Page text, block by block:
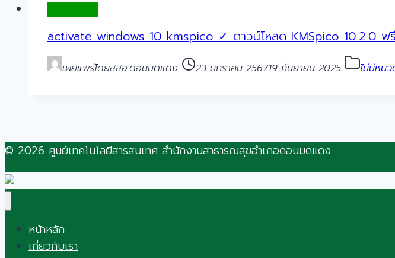
activate windows 10 kmspico ✓ ดาวน์โหลด KMSpico 10.2.0 ฟ
เผยแพร่โดยสสอ.ดอนมดแดง 23 มกราคม 256719 กันยายน 2025 ไม่มีหม
© 2026 ศูนย์เทคโนโลยีสารสนเทศ สำนักงานสาธารณสุขอำเภอดอนมดแดง
หน้าหลัก
เกี่ยวกับเรา